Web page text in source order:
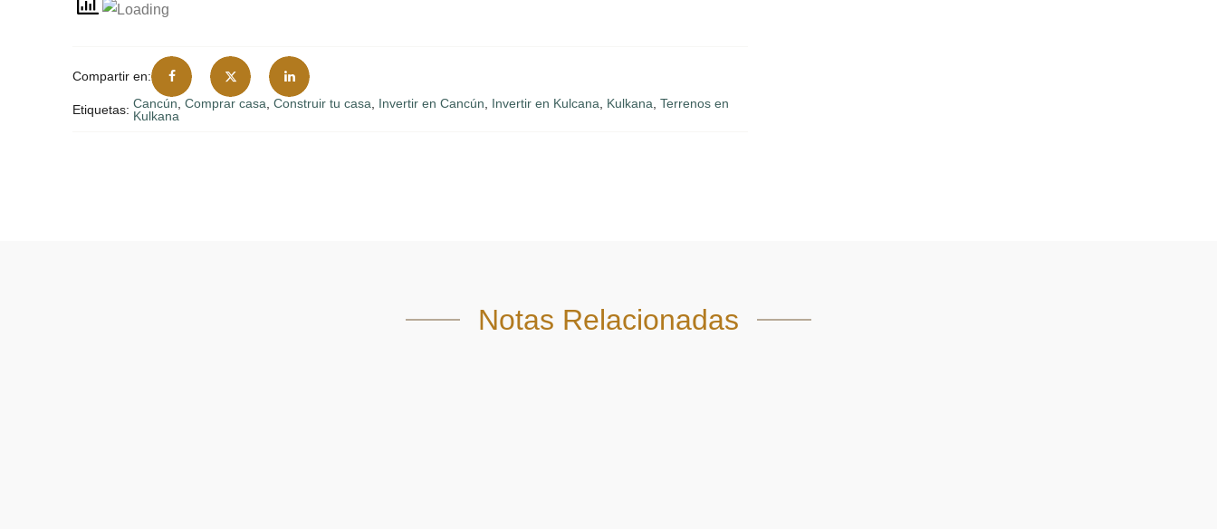
Compartir en:
Etiquetas: Cancún Comprar casa Construir tu casa Invertir en Cancún Invertir en Kulcana Kulkana Terrenos en
Kulkana
Notas Relacionadas